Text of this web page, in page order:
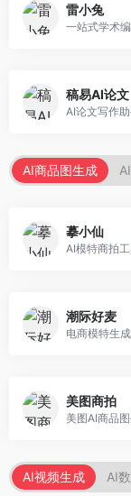
雷小兔
稿易AI论文
AI商品图生成
摹小仙
潮际好麦
美图商拍
AI视频生成 AI